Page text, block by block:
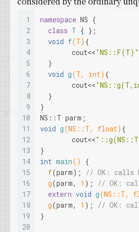
1
2
3
4
5
6
7
8
9
10
11
12
13
14
15
16
17
18
19
20
namespace NS {
class T { };
void f(T) {
  	cout<<
"NS::F(T)"
  }
void g(T, int) {
  	cout<<
  }
}
NS::T parm;
void g(NS::T, float) {
	cout<<
}
int main()
{
f(parm);
// OK: calls
g(parm, 1 );
// OK:
extern void g(NS::T,
g(parm, 1 );
// OK:
}